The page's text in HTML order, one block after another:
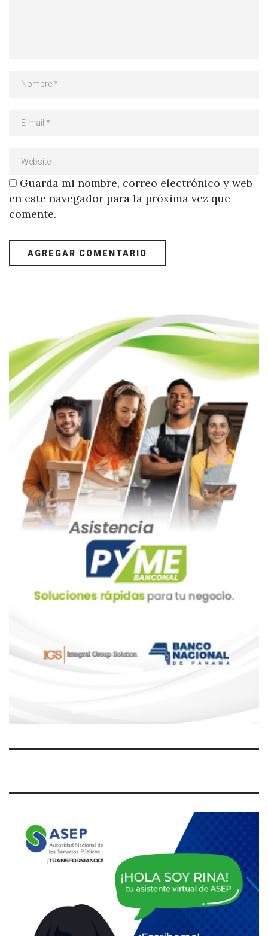
Guarda mi nombre, correo electrónico y web
en este navegador para la próxima vez que
comente.